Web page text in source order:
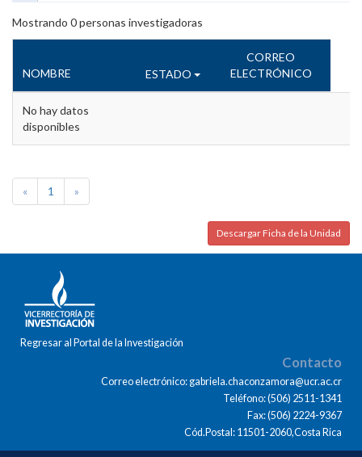
Mostrando 0personas investigadoras
NOMBRE ESTADO
CORREO
ELECTRÓNICO
No hay datos
disponibles
« 1 »
Descargar Ficha de la Unidad
Regresar al Portal de la Investigación
Contacto
Correo electrónico: gabriela.chaconzamora@ucr.ac.cr
Teléfono: (506) 2511-1341
Fax: (506) 2224-9367
Cód.Postal: 11501-2060,Costa Rica